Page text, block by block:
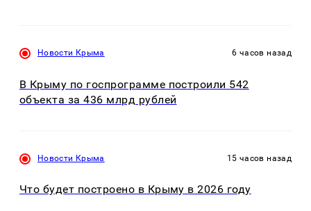
Новости Крыма 6 часов назад
В Крыму по госпрограмме построили 542
объекта за 436 млрд рублей
Новости Крыма 15 часов назад
Что будет построено в Крыму в 2026 году